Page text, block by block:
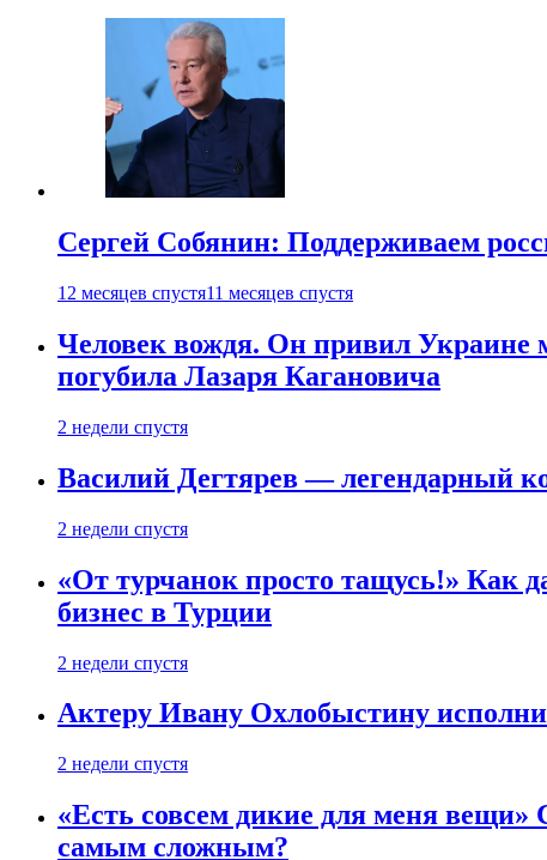
Сергей Собянин: Поддерживаем
12 месяцев спустя11 месяцев спустя
Человек вождя. Он привил Украине
погубила Лазаря Кагановича
2 недели спустя
Василий Дегтярев — легендарный
2 недели спустя
«От турчанок просто тащусь!» Как
бизнес в Турции
2 недели спустя
Актеру Ивану Охлобыстину
2 недели спустя
«Есть совсем дикие для меня
самым сложным?